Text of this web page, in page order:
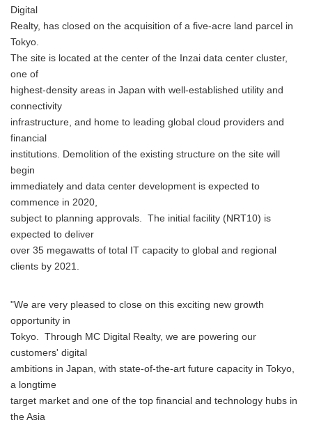
Digital
Realty, has closed on the acquisition of a five-acre land parcel in
Tokyo.
The site is located at the center of the Inzai data center cluster,
one of
highest-density areas in Japan with well-established utility and
connectivity
infrastructure, and home to leading global cloud providers and
financial
institutions. Demolition of the existing structure on the site will
begin
immediately and data center development is expected to
commence in 2020,
subject to planning approvals. The initial facility (NRT10) is
expected to deliver
over 35 megawatts of total IT capacity to global and regional
clients by 2021.
"We are very pleased to close on this exciting new growth
opportunity in
Tokyo. Through MC Digital Realty, we are powering our
customers' digital
ambitions in Japan, with state-of-the-art future capacity in Tokyo,
a longtime
target market and one of the top financial and technology hubs in
the Asia